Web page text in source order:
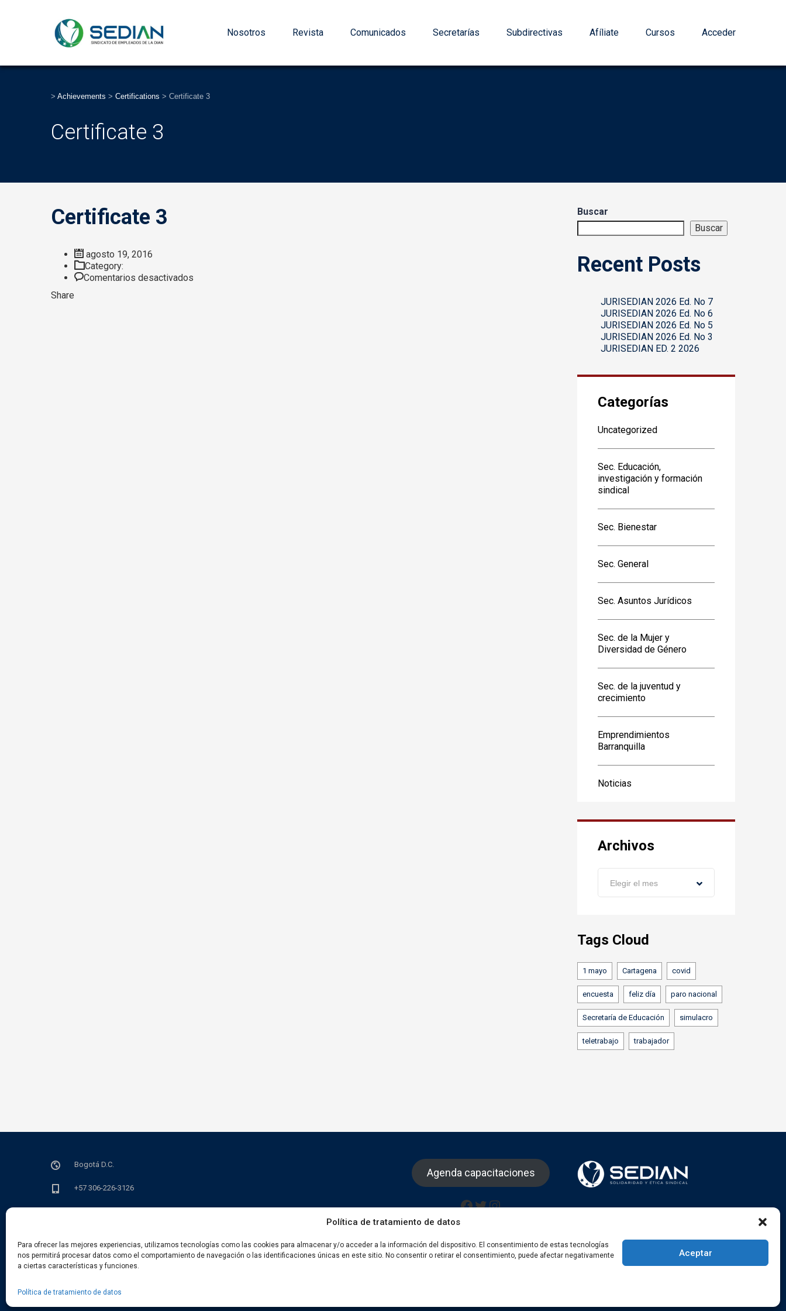
Política de tratamiento de datos
Para ofrecer las mejores experiencias, utilizamos tecnologías como las cookies para almacenar y/o acceder a la información del dispositivo. El consentimiento de estas tecnologías
nos permitirá procesar datos como el comportamiento de navegación o las identificaciones únicas en este sitio. No consentir o retirar el consentimiento, puede afectar negativamente
a ciertas características y funciones.
Aceptar
Política de tratamiento de datos
Nosotros Revista Comunicados Secretarías Subdirectivas Afíliate Cursos Acceder
> Achievements > Certifications > Certificate 3
Certificate 3
Certificate 3
agosto 19, 2016
Category:
Comentarios desactivados
Share
Buscar
Buscar
Recent Posts
JURISEDIAN 2026 Ed. No 7
JURISEDIAN 2026 Ed. No 6
JURISEDIAN 2026 Ed. No 5
JURISEDIAN 2026 Ed. No 3
JURISEDIAN ED. 2 2026
Categorías
Uncategorized
Sec. Educación,
investigación y formación
sindical
Sec. Bienestar
Sec. General
Sec. Asuntos Jurídicos
Sec. de la Mujer y
Diversidad de Género
Sec. de la juventud y
crecimiento
Emprendimientos
Barranquilla
Noticias
Archivos
Archivos
Elegir el mes
Tags Cloud
1 mayo Cartagena covid
encuesta feliz día paro nacional
Secretaría de Educación simulacro
teletrabajo trabajador
Bogotá D.C.
+57 306-226-3126
Agenda capacitaciones
Facebook
Twitter
Instagram